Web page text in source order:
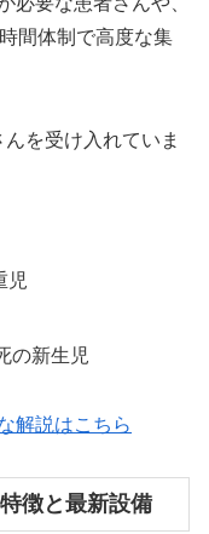
間体制で高度な集
を受け入れていま
児
の新生児
解説はこちら
徴と最新設備